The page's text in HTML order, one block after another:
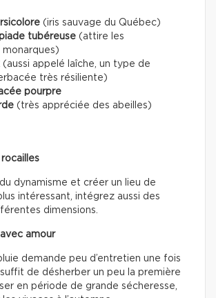
(iris sauvage du Québec)
tubéreuse (attire les
monarques)
(aussi appelé laîche, un type de
très résiliente)
pourpre
(très appréciée des abeilles)
dynamisme et créer un lieu de
intéressant, intégrez aussi des
dimensions.
amour
demande peu d’entretien une fois
de désherber un peu la première
en période de grande sécheresse,